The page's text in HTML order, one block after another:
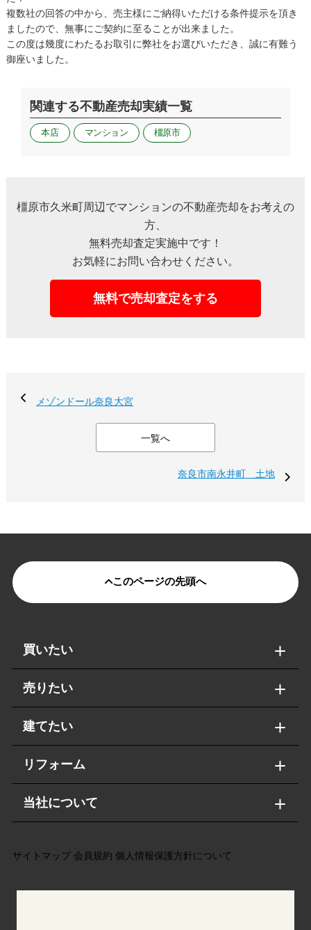
複数社の回答の中から、売主様にご納得いただける条件提示を頂き
ましたので、無事にご契約に至ることが出来ました。
この度は幾度にわたるお取引に弊社をお選びいただき、誠に有難う
御座いました。
関連する不動産売却実績一覧
本店 マンション 橿原市
橿原市久米町周辺でマンションの不動産売却をお考えの
方、
無料売却査定実施中です！
お気軽にお問い合わせください。
無料で売却査定をする
メゾンドール奈良大宮
一覧へ
奈良市南永井町 土地
このページの先頭へ
買いたい
売りたい
建てたい
リフォーム
当社について
サイトマップ 会員規約 個人情報保護方針について